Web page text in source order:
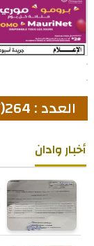
العدد : 264(PDF)
أخبار وادان